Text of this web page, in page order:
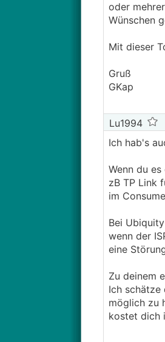
oder
Wünschen
Mit dieser
Gruß
GKap
Lu1994
Ich hab's
Wenn du
zB TP Link
im
Bei
wenn der
eine
Zu deinem
Ich schätze
möglich zu
kostet dich